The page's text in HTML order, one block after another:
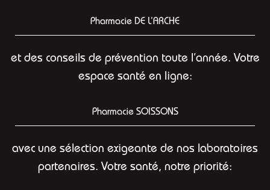
Pharmacie DE L’ARCHE
et des conseils de prévention toute l’année. Votre
espace santé en ligne:
Pharmacie SOISSONS
avec une sélection exigeante de nos laboratoires
partenaires. Votre santé, notre priorité: